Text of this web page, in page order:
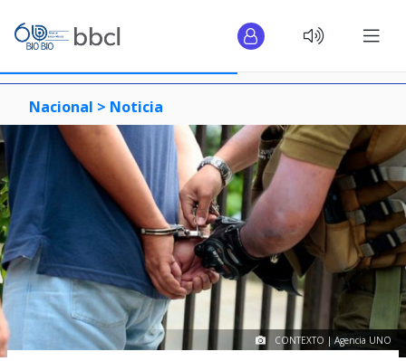
Nacional > Noticia
CONTEXTO | Agencia UNO